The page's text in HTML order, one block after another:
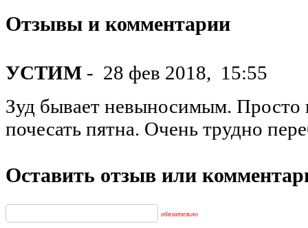
Отзывы и комментарии
УСТИМ - 28 фев 2018, 15:55
Зуд бывает невыносимым. Просто
почесать пятна. Очень трудно
Оставить отзыв или
обязательно